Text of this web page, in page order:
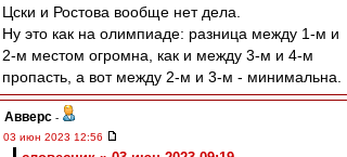
Цски и Ростова вообще нет дела.
Ну это как на олимпиаде: разница между 1-м и
2-м местом огромна, как и между 3-м и 4-м
пропасть, а вот между 2-м и 3-м - минимальна.
Авверс -
03 июн 2023 12:56